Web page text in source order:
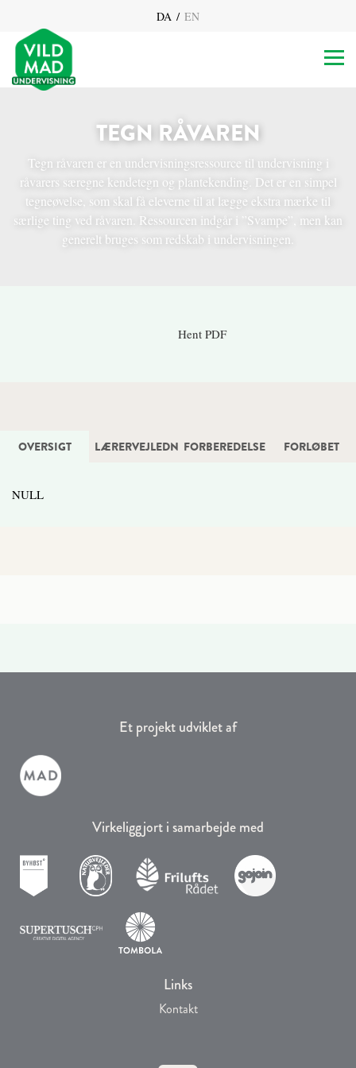
DA / EN
TEGN RÅVAREN
Tegn råvaren er en undervisningsressource til undervisning i
råvarers særegne kendetegn og plantekending. Det er en simpel
tegneøvelse, som skal få eleverne til at lægge ekstra mærke til
særlige ting ved råvaren. Ressourcen indgår i ”Svampe”, men kan
generelt bruges som redskab i undervisningen.
Hent PDF
OVERSIGT LÆRERVEJLEDNINGFORBEREDELSE FORLØBET
NULL
Et projekt udviklet af
Virkeliggjort i samarbejde med
Links
Kontakt